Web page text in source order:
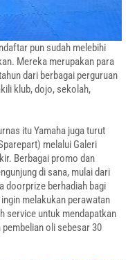
pun sudah melebihi
Mereka merupakan para
dari berbagai perguruan
klub, dojo, sekolah,
itu Yamaha juga turut
melalui Galeri
Berbagai promo dan
di sana, mulai dari
doorprize berhadiah bagi
melakukan perawatan
service untuk mendapatkan
oli sebesar 30